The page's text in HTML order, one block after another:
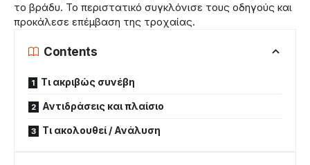
το βράδυ. Το περιστατικό συγκλόνισε τους οδηγούς και
προκάλεσε επέμβαση της τροχαίας.
Contents
Τι ακριβώς συνέβη
Αντιδράσεις και πλαίσιο
Τι ακολουθεί / Ανάλυση